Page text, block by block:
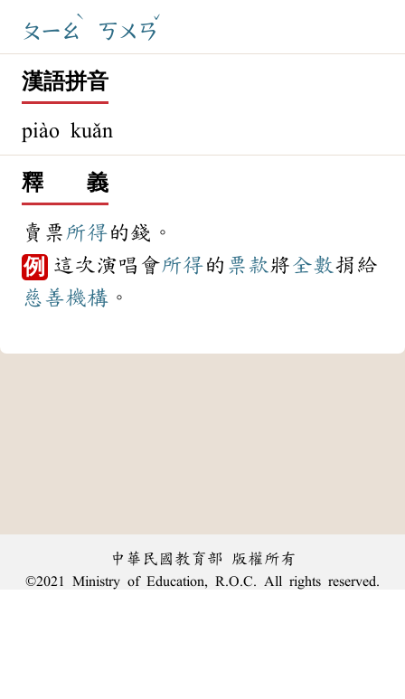
ㄆㄧㄠ
ˋ
ㄎㄨㄢ
ˇ
漢語拼音
piào kuǎn
釋 義
賣票 所得的錢。
例 這次演唱會所得的 票款 將全數捐給
慈善機構 。
中華民國教育部 版權所有
©2021 Ministry of Education, R.O.C. All rights reserved.